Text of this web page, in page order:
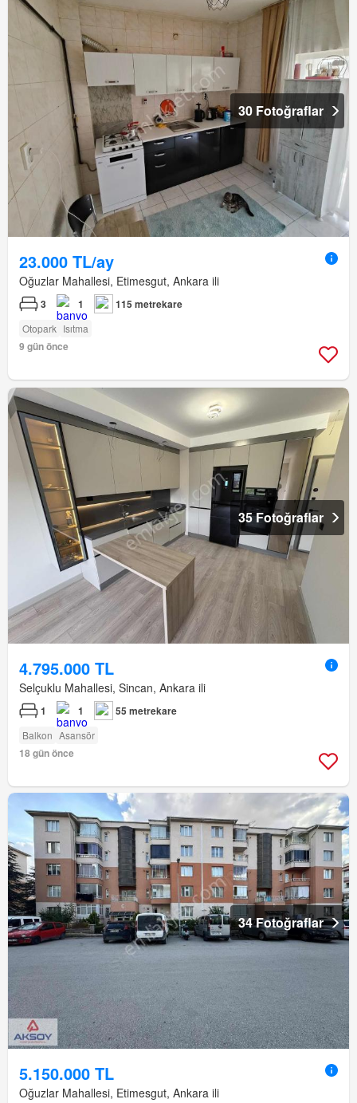
30 Fotoğraflar
23.000 TL/ay
Oğuzlar Mahallesi, Etimesgut, Ankara ili
3 1 115 metrekare
Otopark Isıtma
9 gün önce
35 Fotoğraflar
4.795.000 TL
Selçuklu Mahallesi, Sincan, Ankara ili
1 1 55 metrekare
Balkon Asansör
18 gün önce
34 Fotoğraflar
5.150.000 TL
Oğuzlar Mahallesi, Etimesgut, Ankara ili